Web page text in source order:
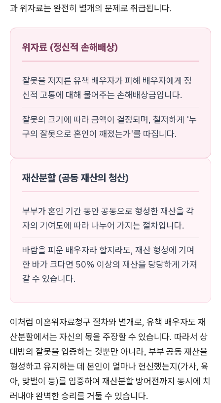
과 위자료는 완전히 별개의 문제로 취급됩니다.
위자료 (정신적 손해배상)
잘못을 저지른 유책 배우자가 피해 배우자에게 정
신적 고통에 대해 물어주는 손해배상금입니다.
잘못의 크기에 따라 금액이 결정되며, 철저하게 '누
구의 잘못으로 혼인이 깨졌는가'를 따집니다.
재산분할 (공동 재산의 청산)
부부가 혼인 기간 동안 공동으로 형성한 재산을 각
자의 기여도에 따라 나누어 가지는 절차입니다.
바람을 피운 배우자라 할지라도, 재산 형성에 기여
한 바가 크다면 50% 이상의 재산을 당당하게 가져
갈 수 있습니다.
이처럼 이혼위자료청구 절차와 별개로, 유책 배우자도 재
산분할에서는 자신의 몫을 주장할 수 있습니다. 따라서 상
대방의 잘못을 입증하는 것뿐만 아니라, 부부 공동 재산을
형성하고 유지하는 데 본인이 얼마나 헌신했는지(가사, 육
아, 맞벌이 등)를 입증하여 재산분할 방어전까지 동시에 치
러내야 완벽한 승리를 거둘 수 있습니다.